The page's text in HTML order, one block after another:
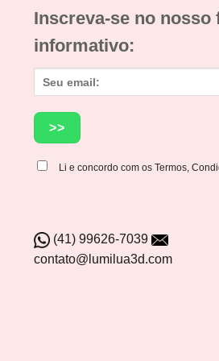
Inscreva-se no
informativo:
Li e concordo com os Termos,
(41) 99626-7039
contato@lumilua3d.com